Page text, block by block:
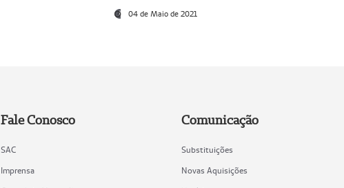
04 de Maio de 2021
Fale Conosco
SAC
Imprensa
Comunicação
Substituições
Novas Aquisições